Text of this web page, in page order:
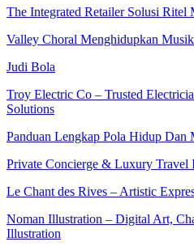
The Integrated Retailer Solusi Ritel
Valley Choral Menghidupkan
Judi Bola
Troy Electric Co – Trusted
Solutions
Panduan Lengkap Pola Hidup Dan
Private Concierge & Luxury Travel
Le Chant des Rives – Artistic
Noman Illustration – Digital Art,
Illustration